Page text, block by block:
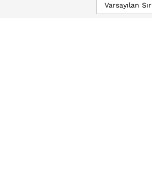
Varsayılan